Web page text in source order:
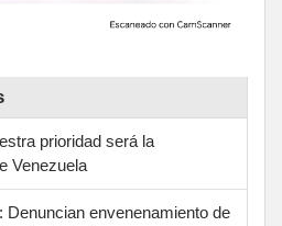
prioridad será la
Venezuela
Denuncian envenenamiento de